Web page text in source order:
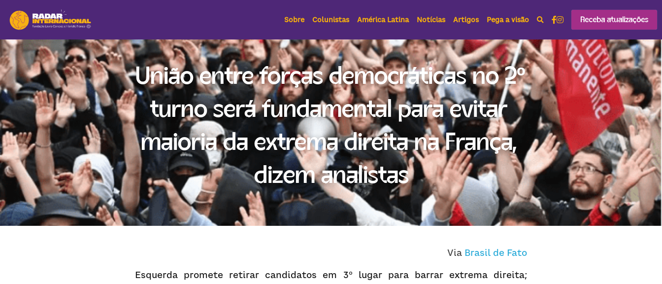
Sobre Colunistas América Latina Notícias Artigos Pega a visão Receba atualizações
União entre forças democráticas no 2º
turno será fundamental para evitar
maioria da extrema direita na França,
dizem analistas
Via Brasil de Fato
Esquerda promete retirar candidatos em 3º lugar para barrar extrema direita;